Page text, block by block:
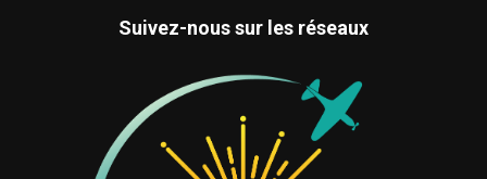
Suivez-nous sur les réseaux